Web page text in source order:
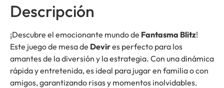
Descripción
¡Descubre el emocionante mundo de Fantasma Blitz!
Este juego de mesa de Devires perfecto para los
amantes de la diversión y la estrategia. Con una dinámica
rápida y entretenida, es ideal para jugar en familia o con
amigos, garantizando risas y momentos inolvidables.